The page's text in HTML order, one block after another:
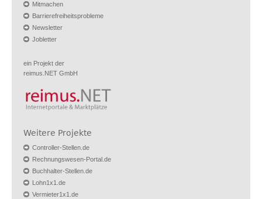
Mitmachen
Barrierefreiheitsprobleme
Newsletter
Jobletter
ein Projekt der
reimus.NET GmbH
Weitere Projekte
Controller-Stellen.de
Rechnungswesen-Portal.de
Buchhalter-Stellen.de
Lohn1x1.de
Vermieter1x1.de